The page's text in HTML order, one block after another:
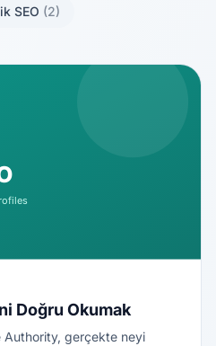
SEO (2)
Doğru Okumak
Authority, gerçekte neyi